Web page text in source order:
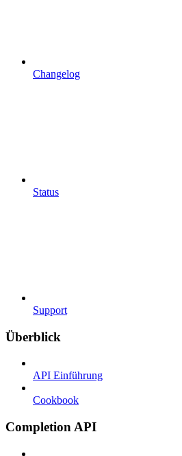
Changelog
Status
Support
Überblick
API Einführung
Cookbook
Completion API